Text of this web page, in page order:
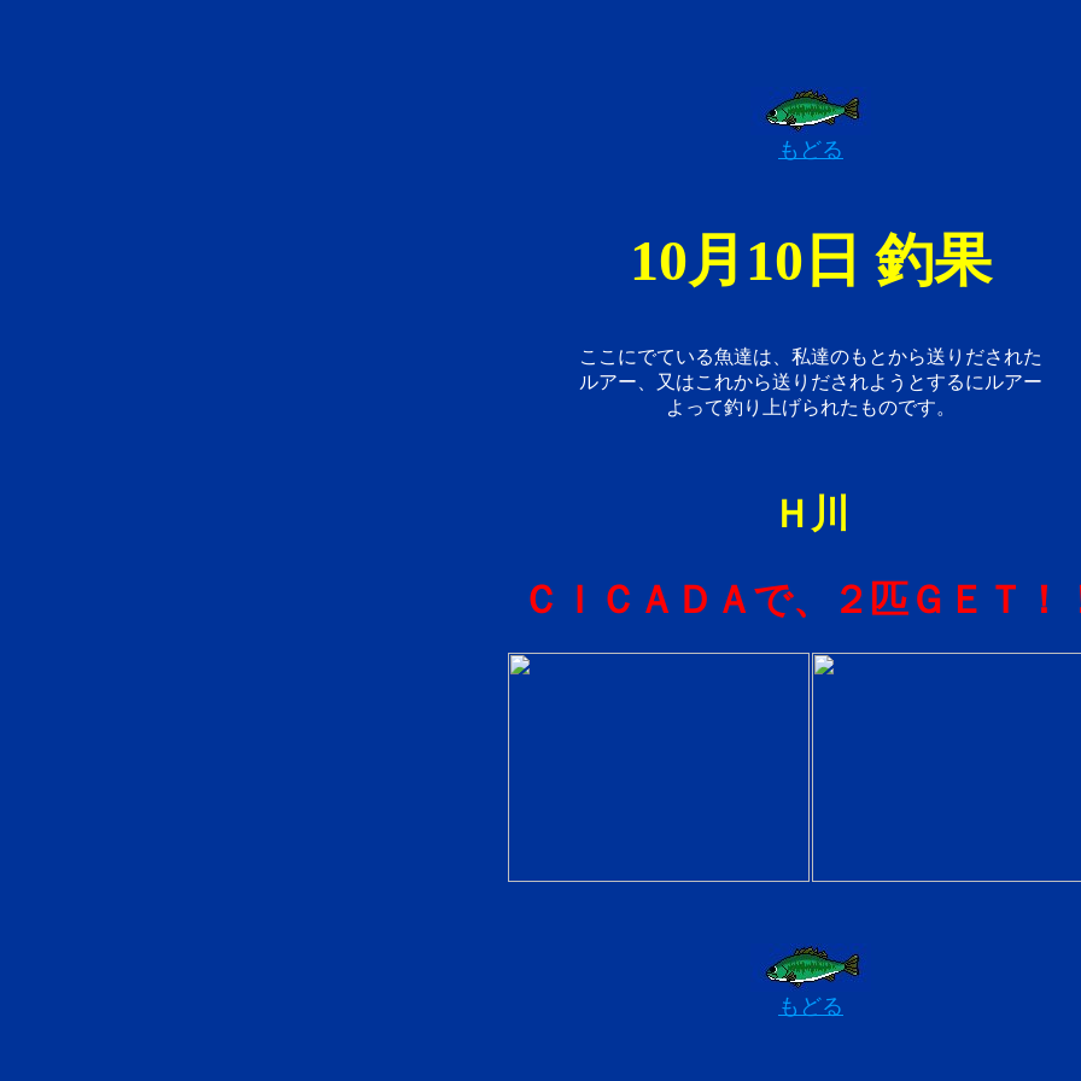
もどる
10月10日 釣果
ここにでている魚達は、私達のもとから送りだされた
ルアー、又はこれから送りだされようとするにルアー
よって釣り上げられたものです。
Ｈ川
ＣＩＣＡＤＡで、２匹ＧＥＴ！
もどる